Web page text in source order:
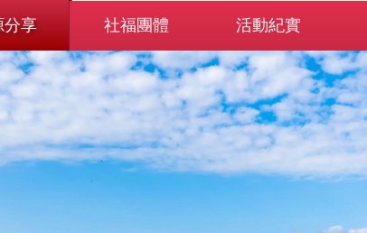
分享 社福團體 活動紀實